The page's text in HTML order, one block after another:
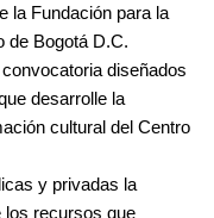
la Fundación para la
de Bogotá D.C.
diseñados
desarrolle la
cultural del Centro
y privadas la
los recursos que